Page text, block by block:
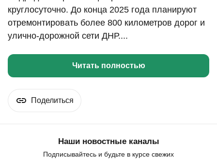
круглосуточно. До конца 2025 года планируют
отремонтировать более 800 километров дорог и
улично-дорожной сети ДНР....
Читать полностью
Поделиться
Наши новостные каналы
Подписывайтесь и будьте в курсе свежих